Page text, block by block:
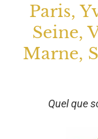
Paris,
Seine,
Marne,
Quel que